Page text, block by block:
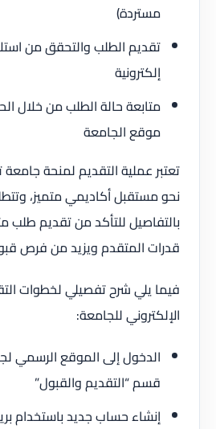
مستردة)
تقديم الطلب والتحقق من
إلكترونية
متابعة حالة الطلب من خلال
موقع الجامعة
تعتبر عملية التقديم لمنحة
نحو مستقبل أكاديمي متميز،
بالتفاصيل للتأكد من تقديم
قدرات المتقدم ويزيد من فرص
فيما يلي شرح تفصيلي لخطوات
الإلكتروني للجامعة:
الدخول إلى الموقع الرسمي
قسم “التقديم والقبول”
إنشاء حساب جديد باستخدام